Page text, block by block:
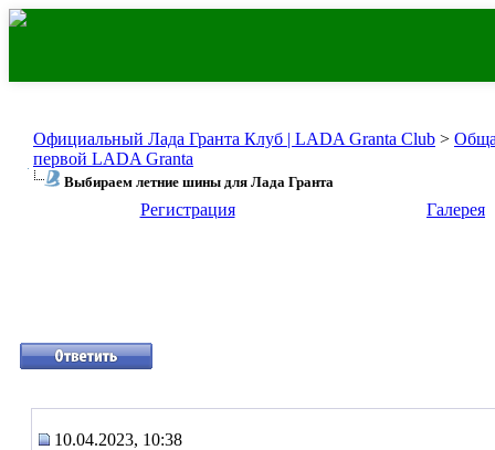
Официальный Лада Гранта Клуб | LADA Granta Club >
первой LADA Granta
Выбираем летние шины для Лада Гранта
Регистрация Галерея
10.04.2023, 10:38